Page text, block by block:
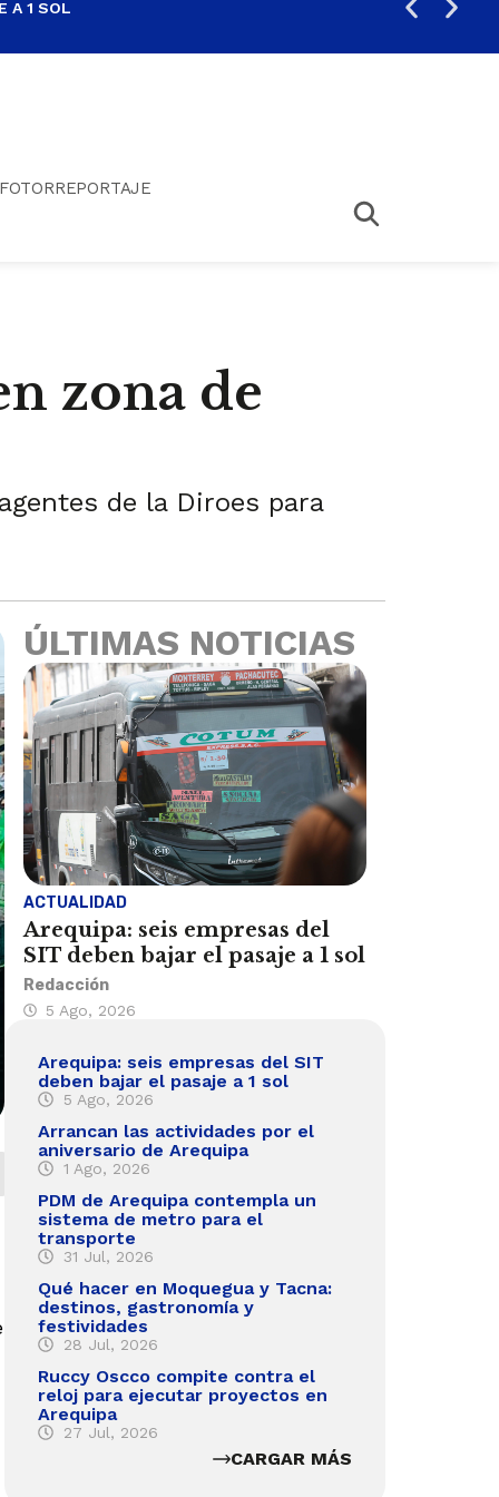
A 1 SOL
zona de
de la Diroes para
ÚLTIMAS NOTICIAS
ACTUALIDAD
Arequipa: seis empresas del
SIT deben bajar el pasaje a 1 sol
Redacción
5 Ago, 2026
Arequipa: seis empresas del SIT
deben bajar el pasaje a 1 sol
5 Ago, 2026
Arrancan las actividades por el
aniversario de Arequipa
1 Ago, 2026
PDM de Arequipa contempla un
sistema de metro para el
transporte
31 Jul, 2026
Qué hacer en Moquegua y Tacna:
destinos, gastronomía y
festividades
28 Jul, 2026
Ruccy Oscco compite contra el
reloj para ejecutar proyectos en
Arequipa
27 Jul, 2026
CARGAR MÁS